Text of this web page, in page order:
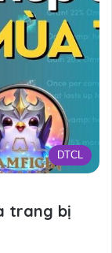
DTCL
trang bị